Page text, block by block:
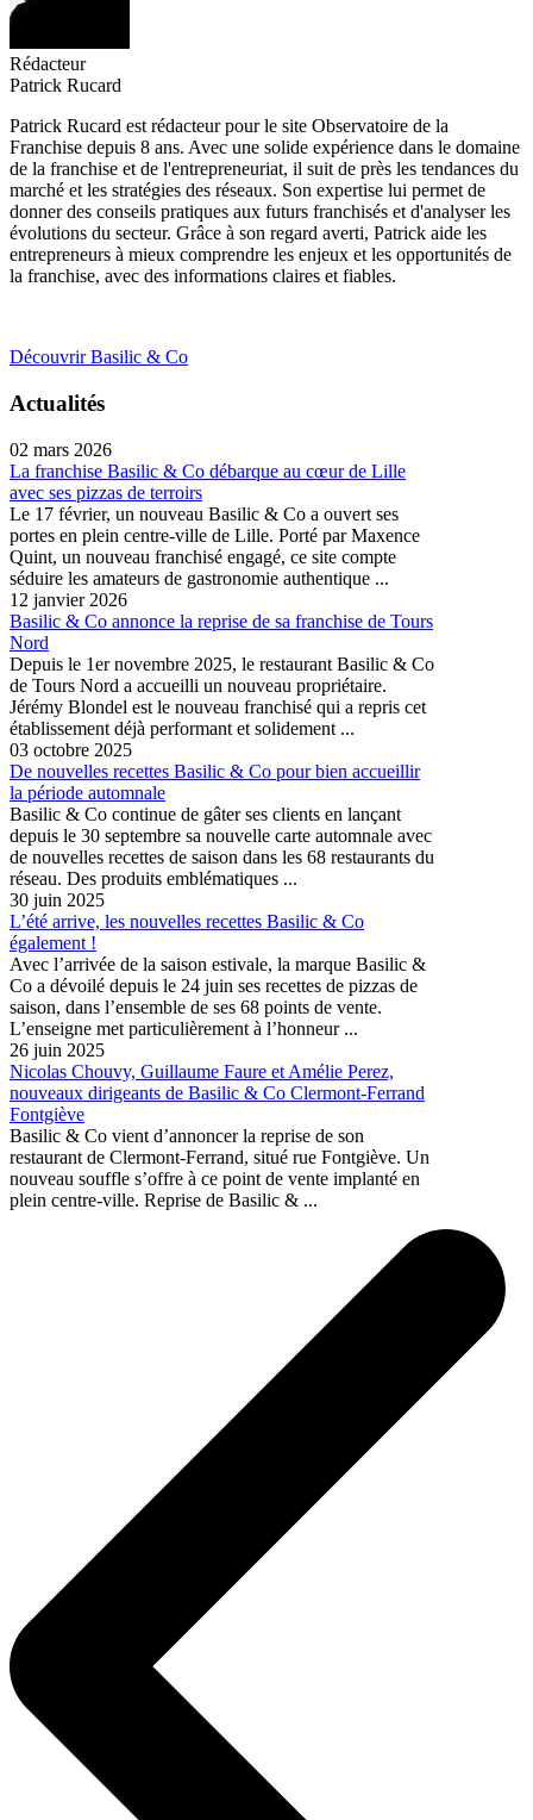
Rédacteur
Patrick Rucard
Patrick Rucard est rédacteur pour le site Observatoire de la
Franchise depuis 8 ans. Avec une solide expérience dans le domaine
de la franchise et de l'entrepreneuriat, il suit de près les tendances du
marché et les stratégies des réseaux. Son expertise lui permet de
donner des conseils pratiques aux futurs franchisés et d'analyser les
évolutions du secteur. Grâce à son regard averti, Patrick aide les
entrepreneurs à mieux comprendre les enjeux et les opportunités de
la franchise, avec des informations claires et fiables.
Découvrir Basilic & Co
Actualités
02 mars 2026
La franchise Basilic & Co débarque au cœur de Lille
avec ses pizzas de terroirs
Le 17 février, un nouveau Basilic & Co a ouvert ses
portes en plein centre-ville de Lille. Porté par Maxence
Quint, un nouveau franchisé engagé, ce site compte
séduire les amateurs de gastronomie authentique ...
12 janvier 2026
Basilic & Co annonce la reprise de sa franchise de Tours
Nord
Depuis le 1er novembre 2025, le restaurant Basilic & Co
de Tours Nord a accueilli un nouveau propriétaire.
Jérémy Blondel est le nouveau franchisé qui a repris cet
établissement déjà performant et solidement ...
03 octobre 2025
De nouvelles recettes Basilic & Co pour bien accueillir
la période automnale
Basilic & Co continue de gâter ses clients en lançant
depuis le 30 septembre sa nouvelle carte automnale avec
de nouvelles recettes de saison dans les 68 restaurants du
réseau. Des produits emblématiques ...
30 juin 2025
L’été arrive, les nouvelles recettes Basilic & Co
également !
Avec l’arrivée de la saison estivale, la marque Basilic &
Co a dévoilé depuis le 24 juin ses recettes de pizzas de
saison, dans l’ensemble de ses 68 points de vente.
L’enseigne met particulièrement à l’honneur ...
26 juin 2025
Nicolas Chouvy, Guillaume Faure et Amélie Perez,
nouveaux dirigeants de Basilic & Co Clermont-Ferrand
Fontgiève
Basilic & Co vient d’annoncer la reprise de son
restaurant de Clermont-Ferrand, situé rue Fontgiève. Un
nouveau souffle s’offre à ce point de vente implanté en
plein centre-ville. Reprise de Basilic & ...